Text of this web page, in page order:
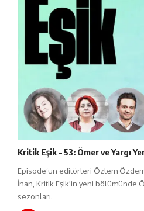
Kritik Eşik – 53: Ömer ve Yargı
Episode’un editörleri Özlem
İnan, Kritik Eşik'in yeni bölümünde
sezonları.